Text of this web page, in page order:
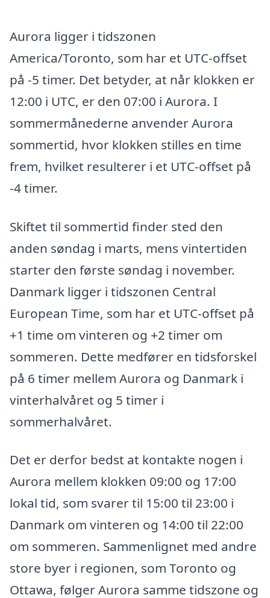
Aurora ligger i tidszonen
America/Toronto, som har et UTC-offset
på -5 timer. Det betyder, at når klokken er
12:00 i UTC, er den 07:00 i Aurora. I
sommermånederne anvender Aurora
sommertid, hvor klokken stilles en time
frem, hvilket resulterer i et UTC-offset på
-4 timer.
Skiftet til sommertid finder sted den
anden søndag i marts, mens vintertiden
starter den første søndag i november.
Danmark ligger i tidszonen Central
European Time, som har et UTC-offset på
+1 time om vinteren og +2 timer om
sommeren. Dette medfører en tidsforskel
på 6 timer mellem Aurora og Danmark i
vinterhalvåret og 5 timer i
sommerhalvåret.
Det er derfor bedst at kontakte nogen i
Aurora mellem klokken 09:00 og 17:00
lokal tid, som svarer til 15:00 til 23:00 i
Danmark om vinteren og 14:00 til 22:00
om sommeren. Sammenlignet med andre
store byer i regionen, som Toronto og
Ottawa, følger Aurora samme tidszone og